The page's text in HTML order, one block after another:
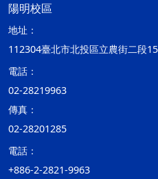
陽明校區
地址：
112304臺北市北投區立農街二段
電話：
02-28219963
傳真：
02-28201285
電話：
+886-2-2821-9963